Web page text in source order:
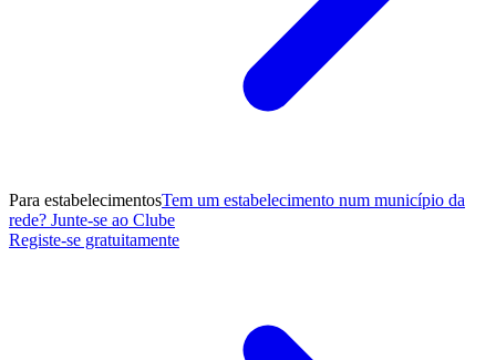
Para estabelecimentosTem um estabelecimento num município da
rede? Junte-se ao Clube
Registe-se gratuitamente